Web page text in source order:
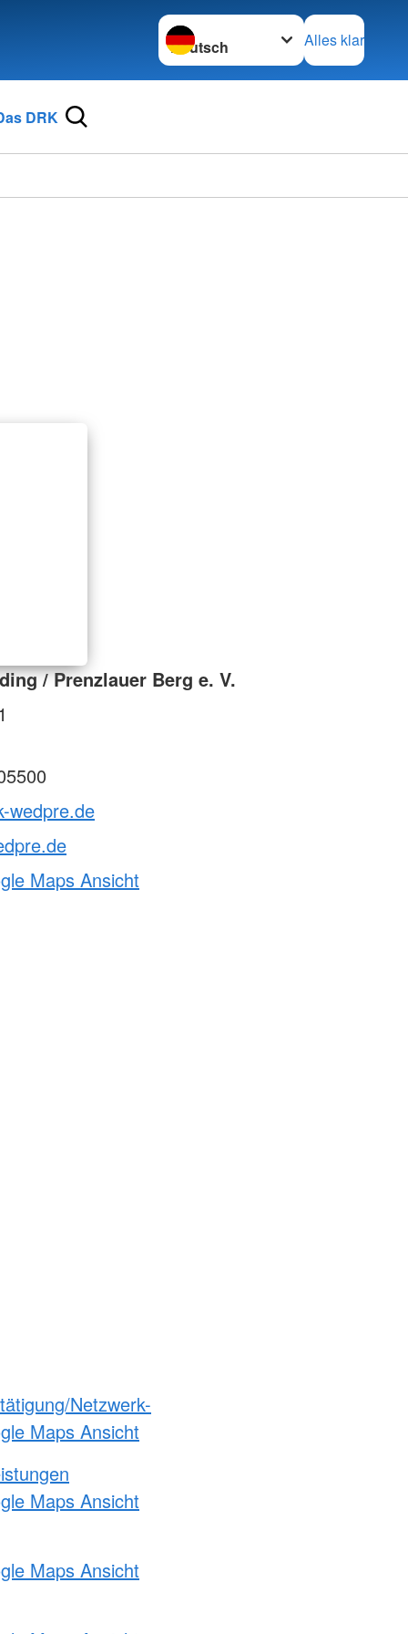
Sprache wechseln zu
Alles klar
DRK
/ Prenzlauer Berg e. V.
wedpre.de
Maps Ansicht
Netzwerk-
Maps Ansicht
Maps Ansicht
Maps Ansicht